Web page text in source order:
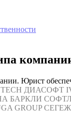
Юрист
ДИАСОФТ
БАРКЛИ
GROUP